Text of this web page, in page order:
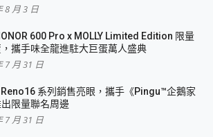
8 月 3 日
600 Pro x MOLLY Limited Edition 限量
攜手味全龍進駐大巨蛋萬人盛典
7 月 31 日
Reno16 系列銷售亮眼，攜手《Pingu™企鵝家
限量聯名周邊
7 月 31 日